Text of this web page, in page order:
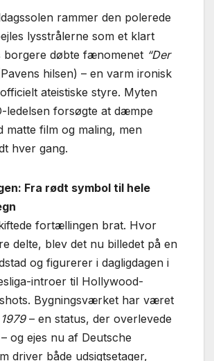
rammer den polerede
lysstrålerne som et klart
borgere døbte fænomenet “Der
hilsen) – en varm ironisk
ateistiske styre. Myten
ledelsen forsøgte at dæmpe
matte film og maling, men
hver gang.
Fra rødt symbol til hele
fortællingen brat. Hvor
delte, blev det nu billedet på en
og figurerer i dagligdagen i
introer til Hollywood-
Bygningsværket har været
– en status, der overlevede
og ejes nu af Deutsche
driver både udsigtsetager,